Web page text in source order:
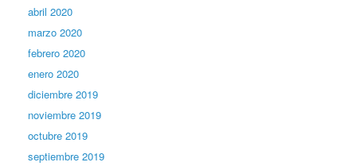
abril 2020
marzo 2020
febrero 2020
enero 2020
diciembre 2019
noviembre 2019
octubre 2019
septiembre 2019